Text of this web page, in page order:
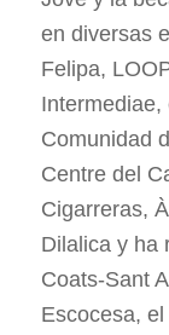
en diversas
Felipa,
Intermediae,
Comunidad
Centre del
Cigarreras,
Dilalica y ha
Coats-Sant
Escocesa,